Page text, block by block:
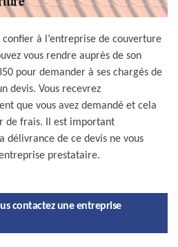
confier à l’entreprise de couverture
vous rendre auprès de son
pour demander à ses chargés de
devis. Vous recevrez
que vous avez demandé et cela
de frais. Il est important
délivrance de ce devis ne vous
prestataire.
contactez une entreprise